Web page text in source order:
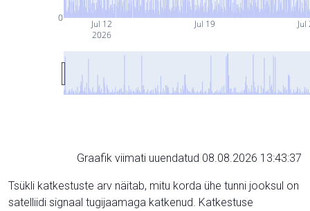
Jul 12
2026
Jul 19 Jul
0
Graafik viimati uuendatud 08.08.2026 13:43:37
Tsükli katkestuste arv näitab, mitu korda ühe tunni jooksul on
satelliidi signaal tugijaamaga katkenud. Katkestuse